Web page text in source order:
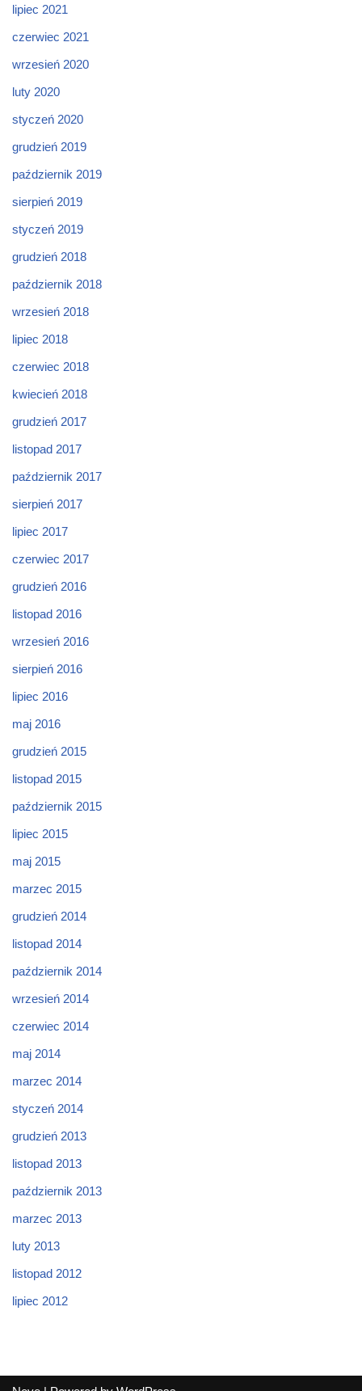
lipiec 2021
czerwiec 2021
wrzesień 2020
luty 2020
styczeń 2020
grudzień 2019
październik 2019
sierpień 2019
styczeń 2019
grudzień 2018
październik 2018
wrzesień 2018
lipiec 2018
czerwiec 2018
kwiecień 2018
grudzień 2017
listopad 2017
październik 2017
sierpień 2017
lipiec 2017
czerwiec 2017
grudzień 2016
listopad 2016
wrzesień 2016
sierpień 2016
lipiec 2016
maj 2016
grudzień 2015
listopad 2015
październik 2015
lipiec 2015
maj 2015
marzec 2015
grudzień 2014
listopad 2014
październik 2014
wrzesień 2014
czerwiec 2014
maj 2014
marzec 2014
styczeń 2014
grudzień 2013
listopad 2013
październik 2013
marzec 2013
luty 2013
listopad 2012
lipiec 2012